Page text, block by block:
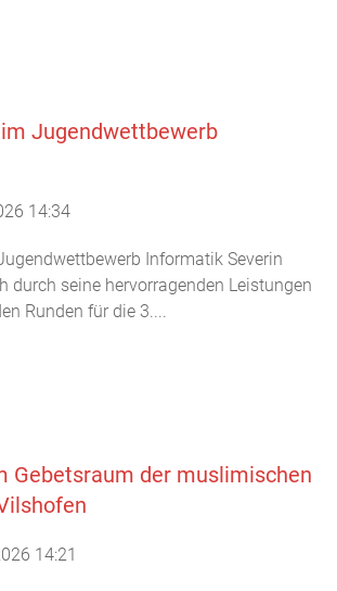
Jugendwettbewerb
14:34
Informatik Severin
durch seine hervorragenden Leistungen
Runden für die 3....
Gebetsraum der muslimischen
14:21